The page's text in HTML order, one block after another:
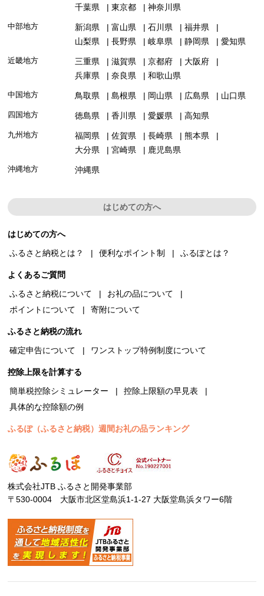
千葉県
東京都 神奈川県
中部地方 新潟県 富山県 石川県
福井県
山梨県
長野県 岐阜県 静岡県 愛知県
近畿地方 三重県 滋賀県 京都府
大阪府
兵庫県
奈良県 和歌山県
中国地方 鳥取県 島根県 岡山県 広島県 山口県
四国地方 徳島県 香川県 愛媛県 高知県
九州地方 福岡県 佐賀県 長崎県
熊本県
大分県
宮崎県 鹿児島県
沖縄地方 沖縄県
はじめての方へ
はじめての方へ
ふるさと納税とは？
便利なポイント制 ふるぽとは？
よくあるご質問
ふるさと納税について
お礼の品について
ポイントについて
寄附について
ふるさと納税の流れ
確定申告について
ワンストップ特例制度について
控除上限を計算する
簡単税控除シミュレーター
控除上限額の早見表
具体的な控除額の例
ふるぽ（ふるさと納税）週間お礼の品ランキング
株式会社JTB ふるさと開発事業部
〒530-0004 大阪市北区堂島浜1-1-27 大阪堂島浜タワー6階